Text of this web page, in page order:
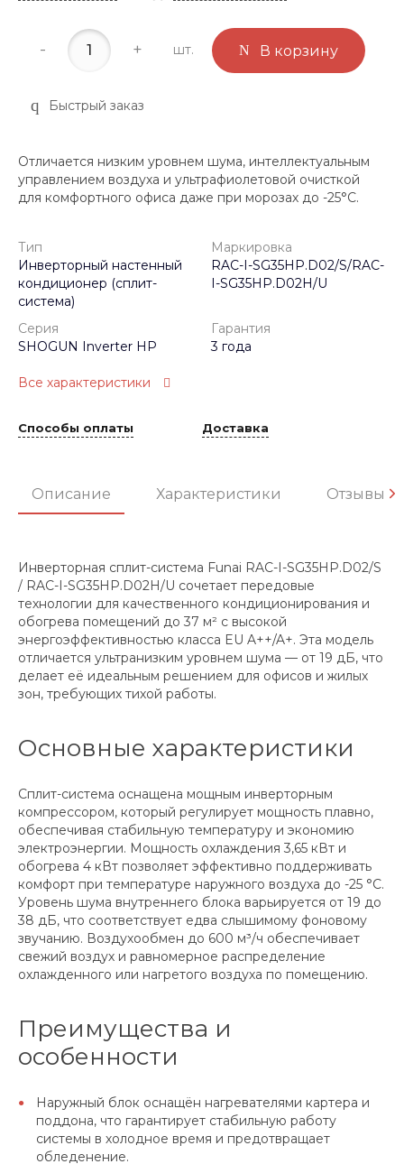
- + шт. В корзину
Быстрый заказ
Отличается низким уровнем шума, интеллектуальным
управлением воздуха и ультрафиолетовой очисткой
для комфортного офиса даже при морозах до -25°С.
Тип
Инверторный настенный
кондиционер (сплит-
система)
Маркировка
RAC-I-SG35HP.D02/S/RAC-
I-SG35HP.D02H/U
Серия
SHOGUN Inverter HP
Гарантия
3 года
Все характеристики
Способы оплаты Доставка
Описание Характеристики Отзывы
Инверторная сплит-система Funai RAC-I-SG35HP.D02/S
/ RAC-I-SG35HP.D02H/U сочетает передовые
технологии для качественного кондиционирования и
обогрева помещений до 37 м² с высокой
энергоэффективностью класса EU A++/A+. Эта модель
отличается ультранизким уровнем шума — от 19 дБ, что
делает её идеальным решением для офисов и жилых
зон, требующих тихой работы.
Основные характеристики
Сплит-система оснащена мощным инверторным
компрессором, который регулирует мощность плавно,
обеспечивая стабильную температуру и экономию
электроэнергии. Мощность охлаждения 3,65 кВт и
обогрева 4 кВт позволяет эффективно поддерживать
комфорт при температуре наружного воздуха до -25 °C.
Уровень шума внутреннего блока варьируется от 19 до
38 дБ, что соответствует едва слышимому фоновому
звучанию. Воздухообмен до 600 м³/ч обеспечивает
свежий воздух и равномерное распределение
охлажденного или нагретого воздуха по помещению.
Преимущества и
особенности
Наружный блок оснащён нагревателями картера и
поддона, что гарантирует стабильную работу
системы в холодное время и предотвращает
обледенение.